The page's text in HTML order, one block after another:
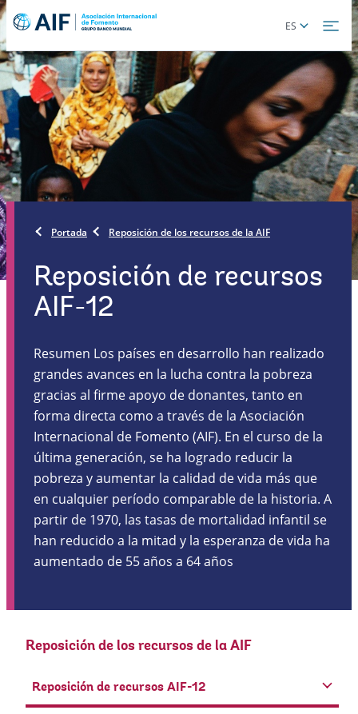
Skip
main
content
Global
toggler
ES
Portada Reposición de los recursos de la AIF
Reposición de recursos
AIF-12
Resumen Los países en desarrollo han realizado
grandes avances en la lucha contra la pobreza
gracias al firme apoyo de donantes, tanto en
forma directa como a través de la Asociación
Internacional de Fomento (AIF). En el curso de la
última generación, se ha logrado reducir la
pobreza y aumentar la calidad de vida más que
en cualquier período comparable de la historia. A
partir de 1970, las tasas de mortalidad infantil se
han reducido a la mitad y la esperanza de vida ha
aumentado de 55 años a 64 años
Reposición de los recursos de la AIF
Reposición de recursos AIF-12